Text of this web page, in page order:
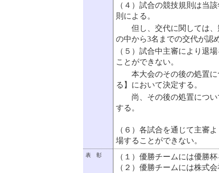
（４）試合の競技規則は当
則による。
但し、交代に関しては、
の中から3名までの交代が認
（５）試合中主審により退
ことができない。
本大会のその後の処置に
る】において決定する。
尚、その後の処置につい
する。
（６）各試合を通じて主審
場することができない。
表 彰
（１）優勝チームには優勝
（２）優勝チームには株式